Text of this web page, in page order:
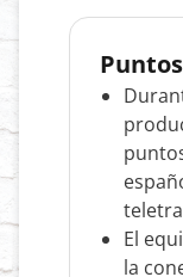
El
la